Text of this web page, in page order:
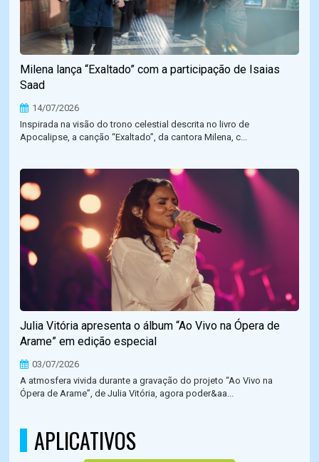
Milena lança “Exaltado” com a participação de Isaias
Saad
14/07/2026
Inspirada na visão do trono celestial descrita no livro de
Apocalipse, a canção “Exaltado”, da cantora Milena, c...
Julia Vitória apresenta o álbum “Ao Vivo na Ópera de
Arame” em edição especial
03/07/2026
A atmosfera vivida durante a gravação do projeto “Ao Vivo na
Ópera de Arame”, de Julia Vitória, agora poder&aa...
APLICATIVOS